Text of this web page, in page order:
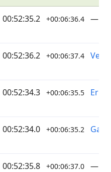
00:52:35.2 +00:06:36.4 —
00:52:36.2 +00:06:37.4
00:52:34.3 +00:06:35.5
00:52:34.0 +00:06:35.2
00:52:35.8 +00:06:37.0 —